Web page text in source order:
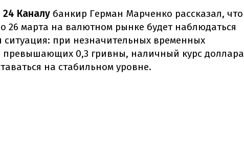
24 Каналу банкир Герман Марченко рассказал, что
26 марта на валютном рынке будет наблюдаться
при незначительных временных
превышающих 0,3 гривны, наличный курс доллара
на стабильном уровне.